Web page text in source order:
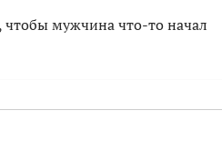
чтобы мужчина что-то начал